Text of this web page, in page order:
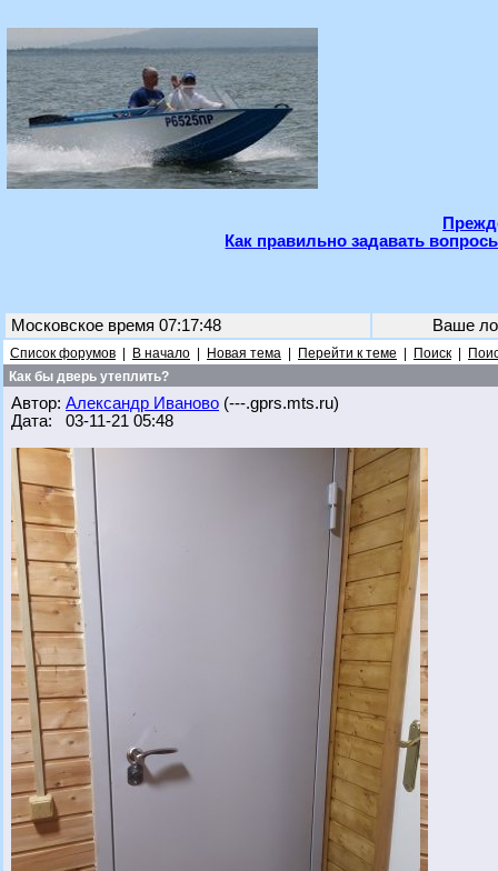
Как правильно задавать
Московское время 07:17:48 Ваше
Список форумов В начало Новая тема Перейти к теме Поиск
Как бы дверь утеплить?
Автор: Александр Иваново (---.gprs.mts.ru)
Дата: 03-11-21 05:48